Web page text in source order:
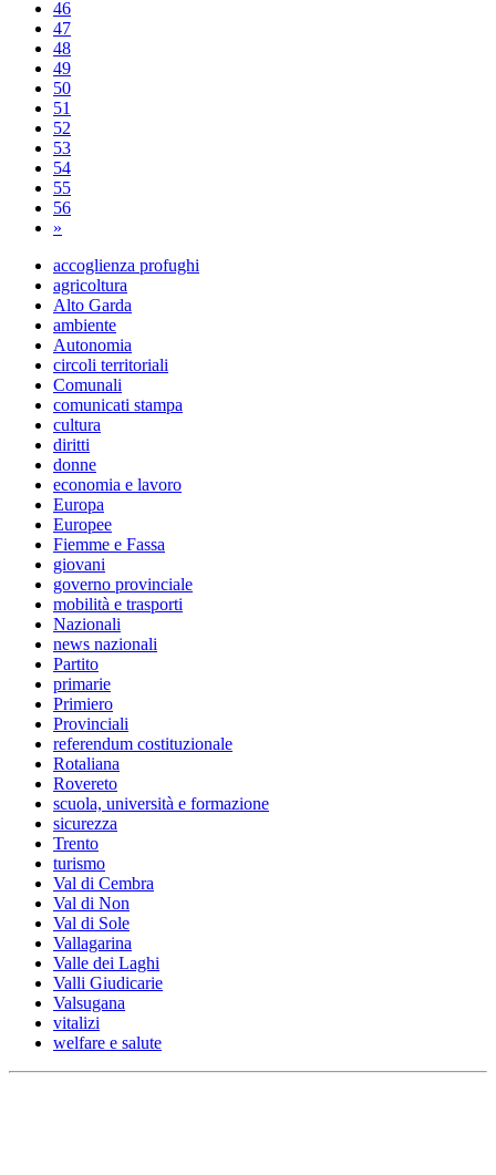
46
47
48
49
50
51
52
53
54
55
56
»
accoglienza profughi
agricoltura
Alto Garda
ambiente
Autonomia
circoli territoriali
Comunali
comunicati stampa
cultura
diritti
donne
economia e lavoro
Europa
Europee
Fiemme e Fassa
giovani
governo provinciale
mobilità e trasporti
Nazionali
news nazionali
Partito
primarie
Primiero
Provinciali
referendum costituzionale
Rotaliana
Rovereto
scuola, università e formazione
sicurezza
Trento
turismo
Val di Cembra
Val di Non
Val di Sole
Vallagarina
Valle dei Laghi
Valli Giudicarie
Valsugana
vitalizi
welfare e salute